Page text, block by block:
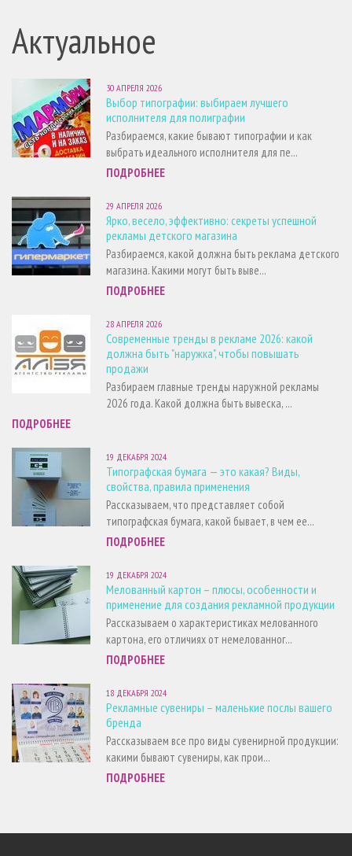
Актуальное
30 АПРЕЛЯ 2026
Выбор типографии: выбираем лучшего
исполнителя для полиграфии
Разбираемся, какие бывают типографии и как
выбрать идеального исполнителя для пе...
ПОДРОБНЕЕ
29 АПРЕЛЯ 2026
Ярко, весело, эффективно: секреты успешной
рекламы детского магазина
Разбираемся, какой должна быть реклама детского
магазина. Какими могут быть выве...
ПОДРОБНЕЕ
28 АПРЕЛЯ 2026
Современные тренды в рекламе 2026: какой
должна быть "наружка", чтобы повышать
продажи
Разбираем главные тренды наружной рекламы
2026 года. Какой должна быть вывеска, ...
ПОДРОБНЕЕ
19 ДЕКАБРЯ 2024
Типографская бумага — это какая? Виды,
свойства, правила применения
Рассказываем, что представляет собой
типографская бумага, какой бывает, в чем ее...
ПОДРОБНЕЕ
19 ДЕКАБРЯ 2024
Мелованный картон – плюсы, особенности и
применение для создания рекламной продукции
Рассказываем о характеристиках мелованного
картона, его отличиях от немелованног...
ПОДРОБНЕЕ
18 ДЕКАБРЯ 2024
Рекламные сувениры – маленькие послы вашего
бренда
Рассказываем все про виды сувенирной продукции:
какими бывают сувениры, как прои...
ПОДРОБНЕЕ